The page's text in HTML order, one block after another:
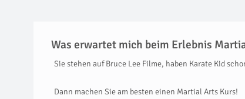
Was erwartet mich beim Erlebnis
Sie stehen auf Bruce Lee Filme, haben Karate Kid
Dann machen Sie am besten einen Martial Arts Kurs!